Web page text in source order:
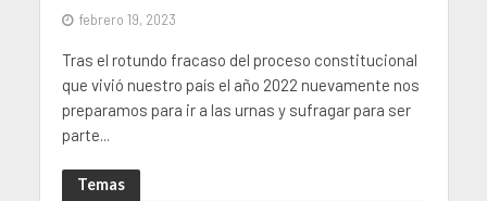
febrero 19, 2023
Tras el rotundo fracaso del proceso constitucional
que vivió nuestro país el año 2022 nuevamente nos
preparamos para ir a las urnas y sufragar para ser
parte...
Temas